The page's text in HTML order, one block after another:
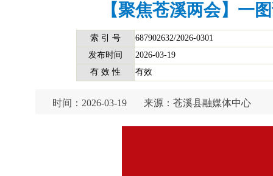
【聚焦苍溪两会】一
索 引 号
687902632/2026-0301
发布时间
2026-03-19
有 效 性
有效
时间：2026-03-19 来源：苍溪县融媒体中心